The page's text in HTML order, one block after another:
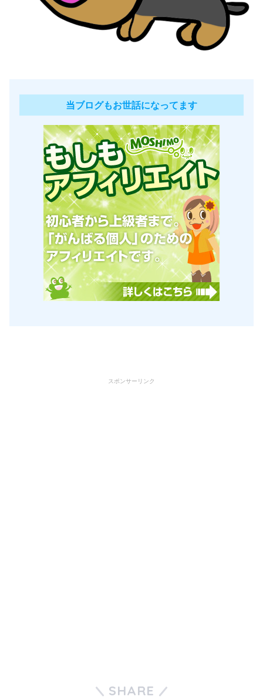
当ブログもお世話になってます
スポンサーリンク
SHARE